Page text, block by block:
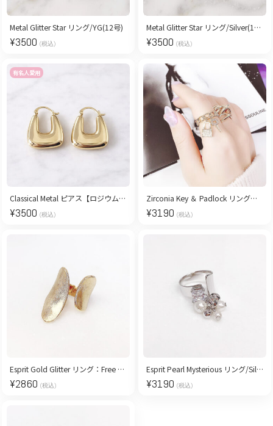
Metal Glitter Star リング/YG(12号)
¥3500 (税込)
Metal Glitter Star リング/Silver(12号)
¥3500 (税込)
有名人愛用
Classical Metal ピアス【ロジウムコーティング】
¥3500 (税込)
Zirconia Key ＆ Padlock リング：11号
¥3190 (税込)
Esprit Gold Glitter リング：Free Size
¥2860 (税込)
Esprit Pearl Mysterious リング/Silver【Free Size】
¥3190 (税込)